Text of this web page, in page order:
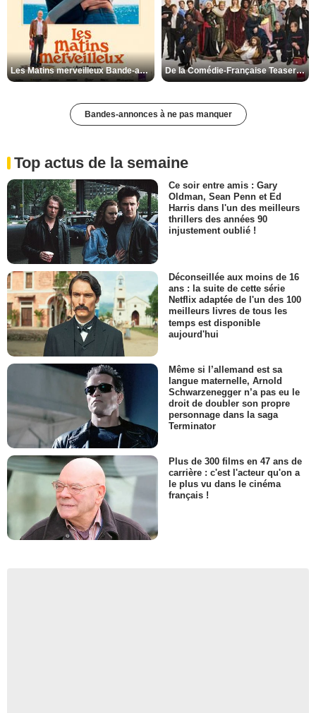
Les Matins merveilleux Bande-annonce VF De la Comédie-Française Teaser VF
Bandes-annonces à ne pas manquer
Top actus de la semaine
Ce soir entre amis : Gary
Oldman, Sean Penn et Ed
Harris dans l'un des meilleurs
thrillers des années 90
injustement oublié !
Déconseillée aux moins de 16
ans : la suite de cette série
Netflix adaptée de l'un des 100
meilleurs livres de tous les
temps est disponible
aujourd'hui
Même si l’allemand est sa
langue maternelle, Arnold
Schwarzenegger n’a pas eu le
droit de doubler son propre
personnage dans la saga
Terminator
Plus de 300 films en 47 ans de
carrière : c'est l'acteur qu'on a
le plus vu dans le cinéma
français !